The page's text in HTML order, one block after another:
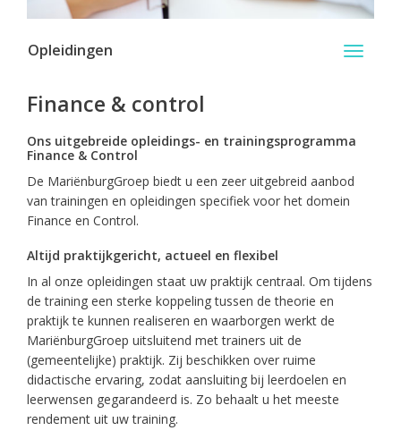
Toggle
Opleidingen
Finance & control
Ons uitgebreide opleidings- en trainingsprogramma
Finance & Control
De MariënburgGroep biedt u een zeer uitgebreid aanbod
van trainingen en opleidingen specifiek voor het domein
Finance en Control.
Altijd praktijkgericht, actueel en flexibel
In al onze opleidingen staat uw praktijk centraal. Om tijdens
de training een sterke koppeling tussen de theorie en
praktijk te kunnen realiseren en waarborgen werkt de
MariënburgGroep uitsluitend met trainers uit de
(gemeentelijke) praktijk. Zij beschikken over ruime
didactische ervaring, zodat aansluiting bij leerdoelen en
leerwensen gegarandeerd is. Zo behaalt u het meeste
rendement uit uw training.